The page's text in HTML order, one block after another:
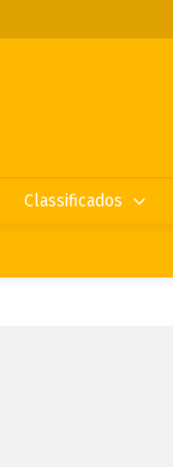
Classificados